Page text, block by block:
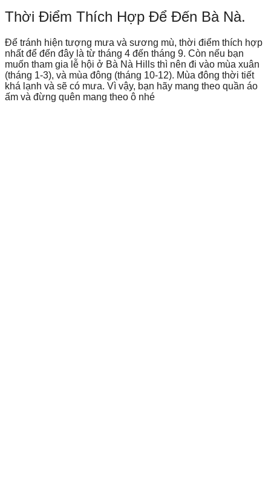
Thời Điểm Thích Hợp Để Đến Bà Nà.
Để tránh hiện tượng mưa và sương mù, thời điểm thích hợp
nhất để đến đây là từ tháng 4 đến tháng 9. Còn nếu bạn
muốn tham gia lễ hội ở Bà Nà Hills thì nên đi vào mùa xuân
(tháng 1-3), và mùa đông (tháng 10-12). Mùa đông thời tiết
khá lạnh và sẽ có mưa. Vì vậy, bạn hãy mang theo quần áo
ấm và đừng quên mang theo ô nhé